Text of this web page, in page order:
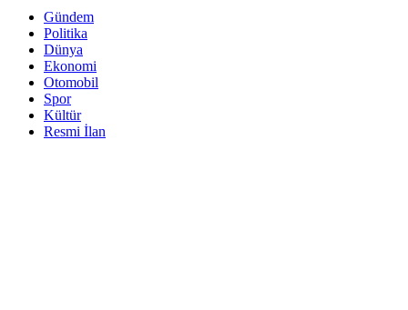
Gündem
Politika
Dünya
Ekonomi
Otomobil
Spor
Kültür
Resmi İlan